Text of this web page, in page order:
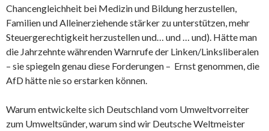
Chancengleichheit bei Medizin und Bildung herzustellen,
Familien und Alleinerziehende stärker zu unterstützen, mehr
Steuergerechtigkeit herzustellen und… und … und). Hätte man
die Jahrzehnte währenden Warnrufe der Linken/Linksliberalen
– sie spiegeln genau diese Forderungen – Ernst genommen, die
AfD hätte nie so erstarken können.
Warum entwickelte sich Deutschland vom Umweltvorreiter
zum Umweltsünder, warum sind wir Deutsche Weltmeister